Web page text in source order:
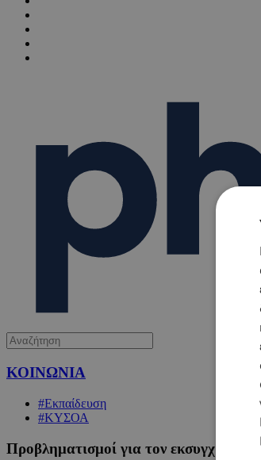
ΚΟΙΝΩΝΙΑ
#Εκπαίδευση
#ΚΥΣΟΑ
Προβληματισμοί για τον